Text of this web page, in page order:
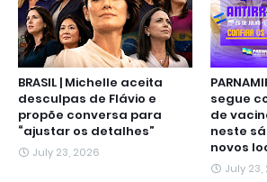
BRASIL | Michelle aceita
desculpas de Flávio e
propõe conversa para
“ajustar os detalhes”
July 23, 2026
segue
de
neste
novos
July 23,